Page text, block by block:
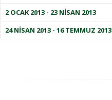
2 OCAK 2013 - 23 NİSAN 2013
24 NİSAN 2013 - 16 TEMMUZ 2013